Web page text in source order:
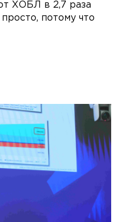
ХОБЛ в 2,7 раза
потому что